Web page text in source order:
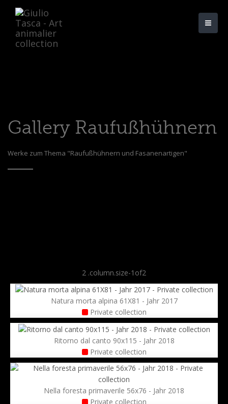
Gallery Raufußhühnern
Werke zum Thema "Raufußhühnern und Fasanenartigen"
Natura morta alpina 61X81 - Jahr 2017
Private collection
Ritorno dal canto 90x115 - Jahr 2018
Private collection
Nella foresta primaverile 56x76 - Jahr 2018
Private collection